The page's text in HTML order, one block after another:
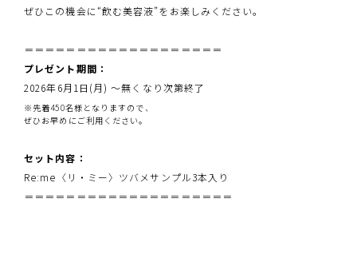
ぜひこの機会に“飲む美容液”をお楽しみください。
＝＝＝＝＝＝＝＝＝＝＝＝＝＝＝＝＝＝＝
プレゼント期間：
2026年6月1日(月) ～無くなり次第終了
※先着450名様となりますので、
ぜひお早めにご利用ください。
セット内容：
Re:me〈リ・ミー〉ツバメサンプル3本入り
＝＝＝＝＝＝＝＝＝＝＝＝＝＝＝＝＝＝＝＝